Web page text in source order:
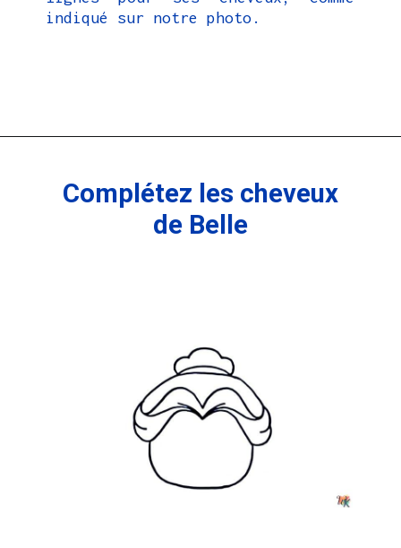
indiqué sur notre photo.
Complétez les cheveux
de Belle